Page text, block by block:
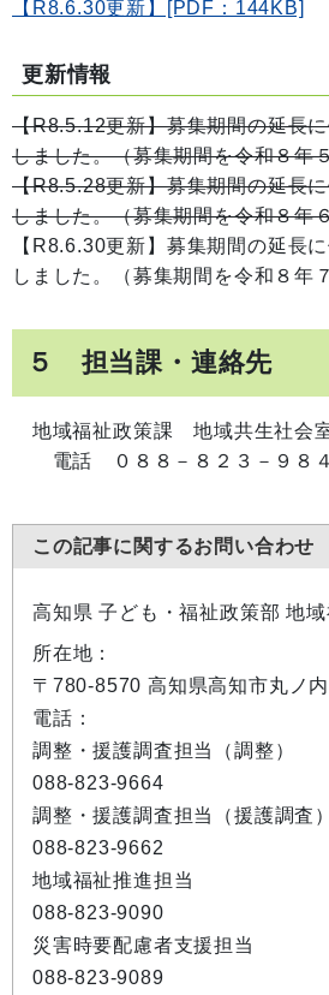
【R8.6.30更新】[PDF：144KB]
更新情報
【R8.5.12更新】募集期間の延長
しました。（募集期間を令和８年
【R8.5.28更新】募集期間の延長
しました。（募集期間を令和８年
【R8.6.30更新】募集期間の延長
しました。（募集期間を令和８年
５ 担当課・連絡先
地域福祉政策課 地域共生社会
電話 ０８８－８２３－９８
この記事に関するお問い合わせ
高知県 子ども・福祉政策部 地
所在地：
〒780-8570 高知県高知市丸ノ
電話：
調整・援護調査担当（調整）
088-823-9664
調整・援護調査担当（援護調査）
088-823-9662
地域福祉推進担当
088-823-9090
災害時要配慮者支援担当
088-823-9089